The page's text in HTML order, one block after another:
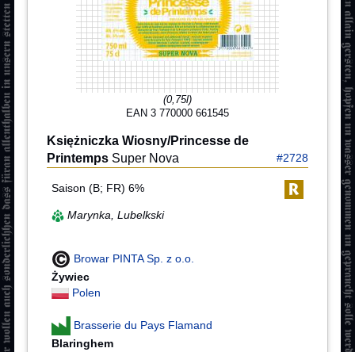
(0,75l)
EAN 3 770000 661545
Księżniczka Wiosny/Princesse de
Printemps Super Nova #2728
Saison (B; FR) 6%
Marynka, Lubelkski
Browar PINTA Sp. z o.o.
Żywiec
Polen
Brasserie du Pays Flamand
Blaringhem